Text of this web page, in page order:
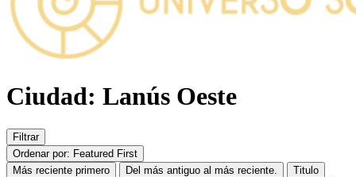
Ciudad: Lanús Oeste
Filtrar
Ordenar por: Featured First
Más reciente primero
Del más antiguo al más reciente.
Titulo